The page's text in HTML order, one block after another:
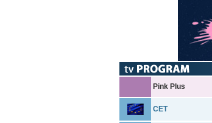
Pink Plus
CET